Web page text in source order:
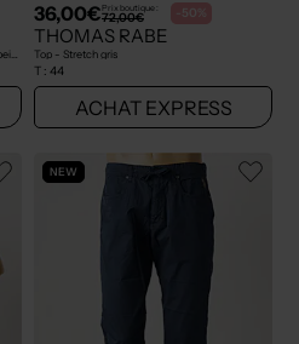
36,00€Prix boutique :
72,00€ -50%
THOMAS RABE
Top - Stretch gris
T : 44
ACHAT EXPRESS
NEW